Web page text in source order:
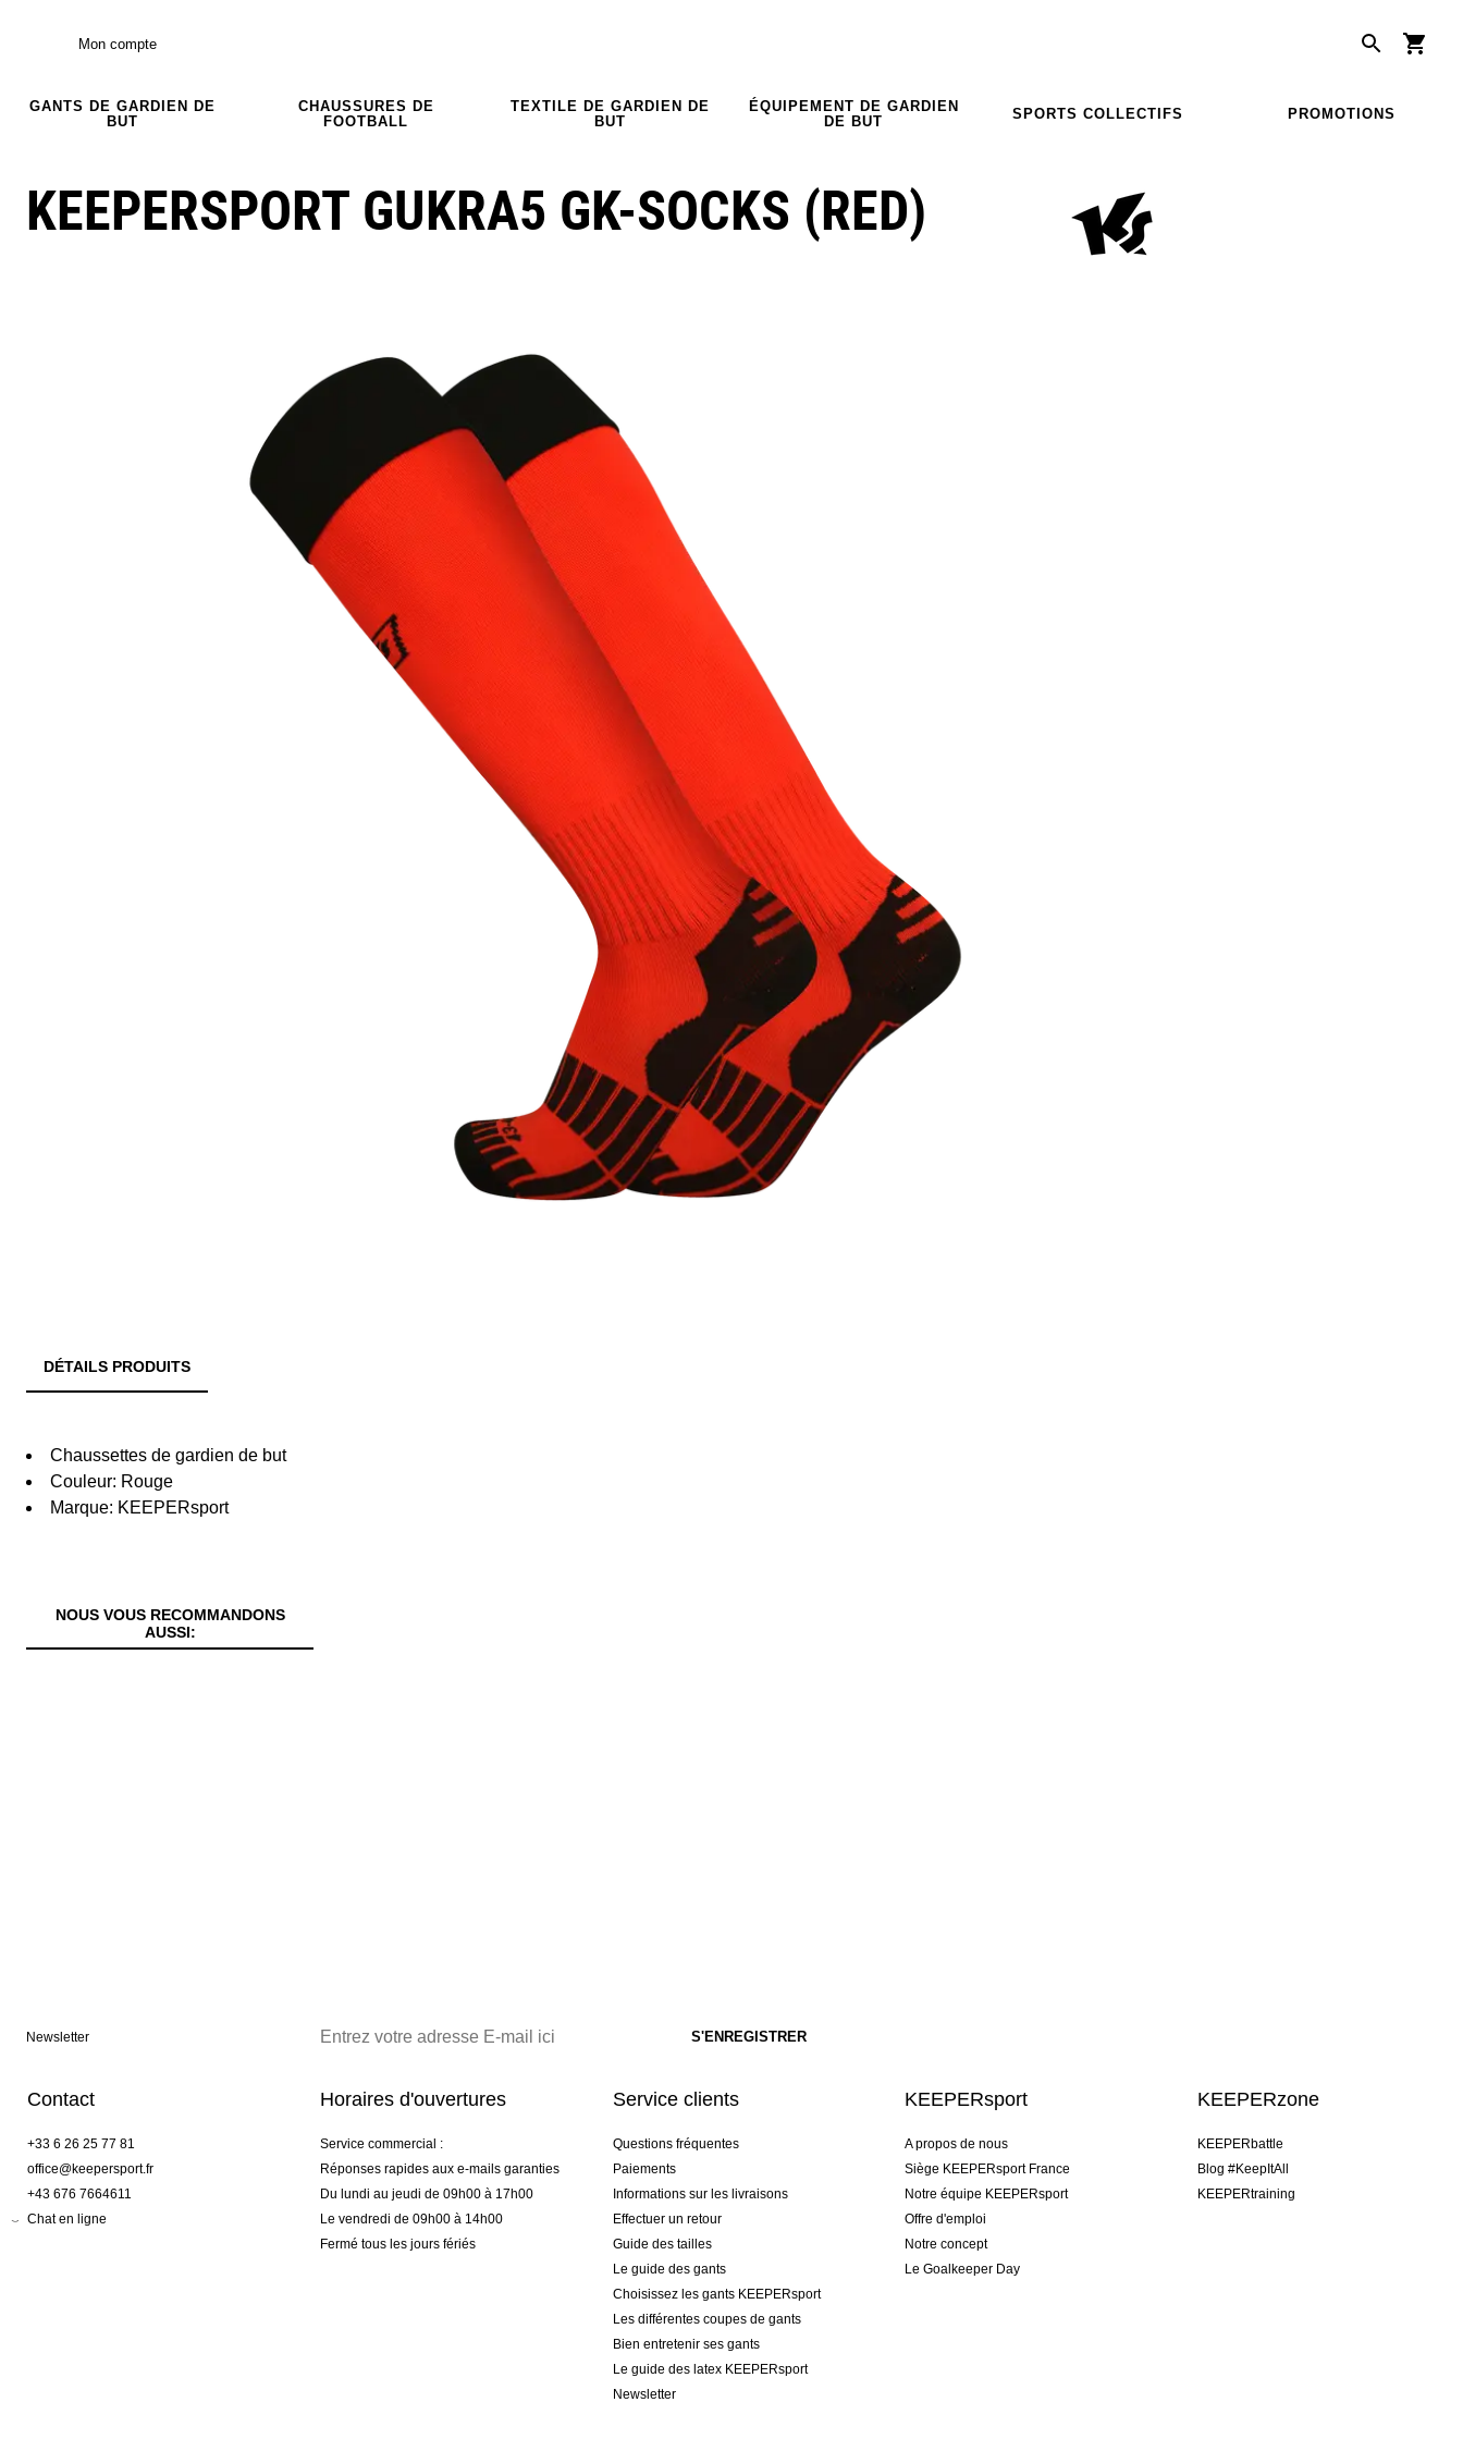
Mon compte
GANTS DE GARDIEN DE
BUT
CHAUSSURES DE
FOOTBALL
TEXTILE DE GARDIEN DE
BUT
ÉQUIPEMENT DE GARDIEN
DE BUT
SPORTS COLLECTIFS PROMOTIONS
KEEPERSPORT GUKRA5 GK-SOCKS (RED)
DÉTAILS PRODUITS
Chaussettes de gardien de but
Couleur: Rouge
Marque: KEEPERsport
NOUS VOUS RECOMMANDONS
AUSSI:
Newsletter
Contact
+33 6 26 25 77 81
office@keepersport.fr
+43 676 7664611
Chat en ligne
Horaires d'ouvertures
Service commercial :
Réponses rapides aux e-mails garanties
Du lundi au jeudi de 09h00 à 17h00
Le vendredi de 09h00 à 14h00
Fermé tous les jours fériés
Service clients
Questions fréquentes
Paiements
Informations sur les livraisons
Effectuer un retour
Guide des tailles
Le guide des gants
Choisissez les gants KEEPERsport
Les différentes coupes de gants
Bien entretenir ses gants
Le guide des latex KEEPERsport
Newsletter
KEEPERsport
A propos de nous
Siège KEEPERsport France
Notre équipe KEEPERsport
Offre d'emploi
Notre concept
Le Goalkeeper Day
KEEPERzone
KEEPERbattle
Blog #KeepItAll
KEEPERtraining